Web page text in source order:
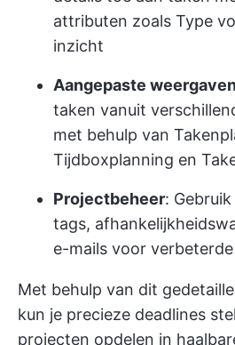
attributen zoals Type
inzicht
Aangepaste
taken vanuit
met behulp van
Tijdboxplanning en
Projectbeheer:
tags,
e-mails voor
Met behulp van dit
kun je precieze deadlines
projecten opdelen in